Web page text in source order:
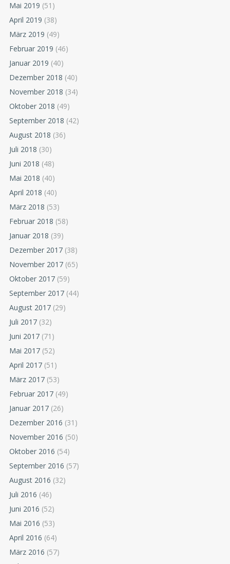
Mai 2019 (51)
April 2019 (38)
März 2019 (49)
Februar 2019 (46)
Januar 2019 (40)
Dezember 2018 (40)
November 2018 (34)
Oktober 2018 (49)
September 2018 (42)
August 2018 (36)
Juli 2018 (30)
Juni 2018 (48)
Mai 2018 (40)
April 2018 (40)
März 2018 (53)
Februar 2018 (58)
Januar 2018 (39)
Dezember 2017 (38)
November 2017 (65)
Oktober 2017 (59)
September 2017 (44)
August 2017 (29)
Juli 2017 (32)
Juni 2017 (71)
Mai 2017 (52)
April 2017 (51)
März 2017 (53)
Februar 2017 (49)
Januar 2017 (26)
Dezember 2016 (31)
November 2016 (50)
Oktober 2016 (54)
September 2016 (57)
August 2016 (32)
Juli 2016 (46)
Juni 2016 (52)
Mai 2016 (53)
April 2016 (64)
März 2016 (57)